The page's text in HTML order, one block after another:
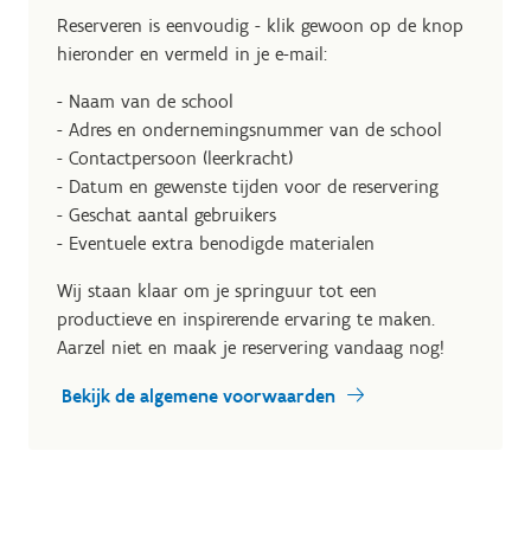
Reserveren is eenvoudig - klik gewoon op de knop
hieronder en vermeld in je e-mail:
- Naam van de school
- Adres en ondernemingsnummer van de school
- Contactpersoon (leerkracht)
- Datum en gewenste tijden voor de reservering
- Geschat aantal gebruikers
- Eventuele extra benodigde materialen
Wij staan klaar om je springuur tot een
productieve en inspirerende ervaring te maken.
Aarzel niet en maak je reservering vandaag nog!
Bekijk de algemene voorwaarden